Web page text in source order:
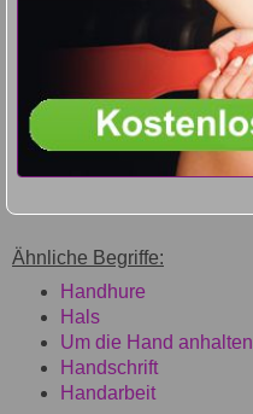
Ähnliche Begriffe:
Handhure
Hals
Um die Hand anhalten
Handschrift
Handarbeit